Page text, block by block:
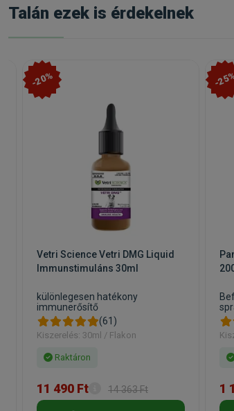
Talán ezek is érdekelnek
-20%
Vetri Science Vetri DMG Liquid
Immunstimuláns 30ml
különlegesen hatékony
immunerősítő
(61)
Kiszerelés: 30ml / Flakon
Raktáron
11 490 Ft 14 363 Ft
-
1